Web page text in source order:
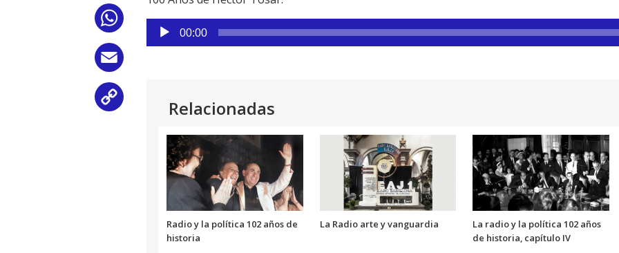
WhatsApp
Reproductor
de
00:00
Relacionadas
Radio y la política 102 años de
historia
La Radio arte y vanguardia
La radio y la política 102 años
de historia, capítulo IV